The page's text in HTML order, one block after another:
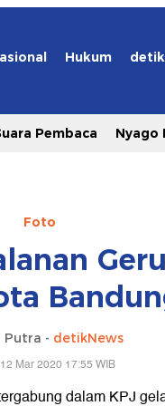
Hukum
Pembaca Nyago
Foto
Putra - detikNews
Mar 2020 17:55 WIB
dalam KPJ